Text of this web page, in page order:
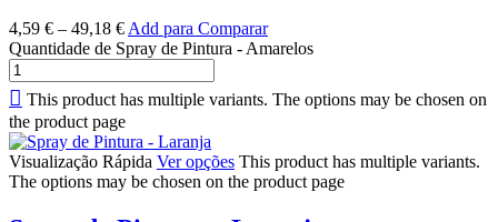
4,59 € – 49,18 € Add para Comparar
Quantidade de Spray de Pintura - Amarelos
This product has multiple variants. The options may be chosen on
the product page
Visualização Rápida Ver opções This product has multiple variants.
The options may be chosen on the product page